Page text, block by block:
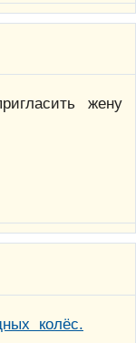
жену